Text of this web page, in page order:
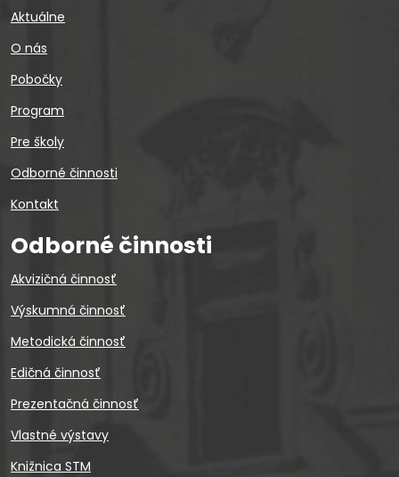
Aktuálne
O nás
Pobočky
Program
Pre školy
Odborné činnosti
Kontakt
Odborné činnosti
Akvizičná činnosť
Výskumná činnosť
Metodická činnosť
Edičná činnosť
Prezentačná činnosť
Vlastné výstavy
Knižnica STM